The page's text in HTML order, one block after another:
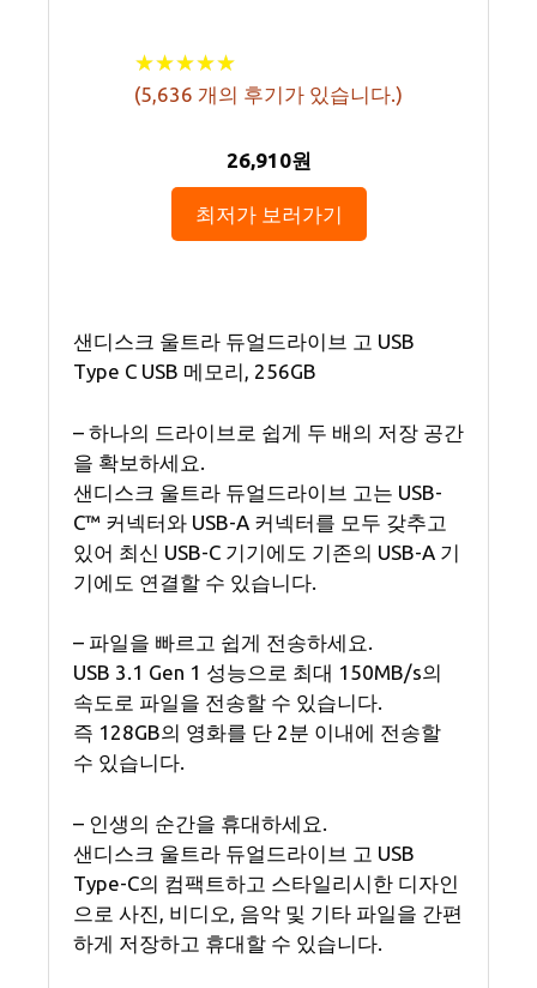
★★★★★
★★★★★
(5,636 개의 후기가 있습니다.)
26,910원
최저가 보러가기
샌디스크 울트라 듀얼드라이브 고 USB
Type C USB 메모리, 256GB
– 하나의 드라이브로 쉽게 두 배의 저장 공간
을 확보하세요.
샌디스크 울트라 듀얼드라이브 고는 USB-
C™ 커넥터와 USB-A 커넥터를 모두 갖추고
있어 최신 USB-C 기기에도 기존의 USB-A 기
기에도 연결할 수 있습니다.
– 파일을 빠르고 쉽게 전송하세요.
USB 3.1 Gen 1 성능으로 최대 150MB/s의
속도로 파일을 전송할 수 있습니다.
즉 128GB의 영화를 단 2분 이내에 전송할
수 있습니다.
– 인생의 순간을 휴대하세요.
샌디스크 울트라 듀얼드라이브 고 USB
Type-C의 컴팩트하고 스타일리시한 디자인
으로 사진, 비디오, 음악 및 기타 파일을 간편
하게 저장하고 휴대할 수 있습니다.